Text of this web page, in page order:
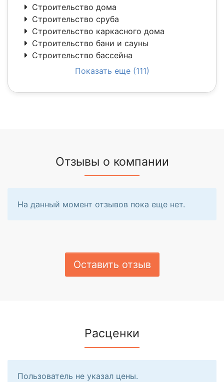
Строительство дома
Строительство сруба
Строительство каркасного дома
Строительство бани и сауны
Строительство бассейна
Показать еще (111)
Отзывы о компании
На данный момент отзывов пока еще нет.
Оставить отзыв
Расценки
Пользователь не указал цены.